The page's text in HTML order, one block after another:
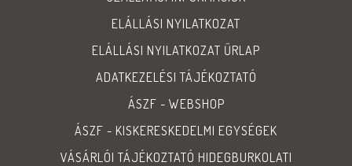
ELÁLLÁSI NYILATKOZAT
ELÁLLÁSI NYILATKOZAT ŰRLAP
ADATKEZELÉSI TÁJÉKOZTATÓ
ÁSZF - WEBSHOP
ÁSZF - KISKERESKEDELMI EGYSÉGEK
VÁSÁRLÓI TÁJÉKOZTATÓ HIDEGBURKOLATI